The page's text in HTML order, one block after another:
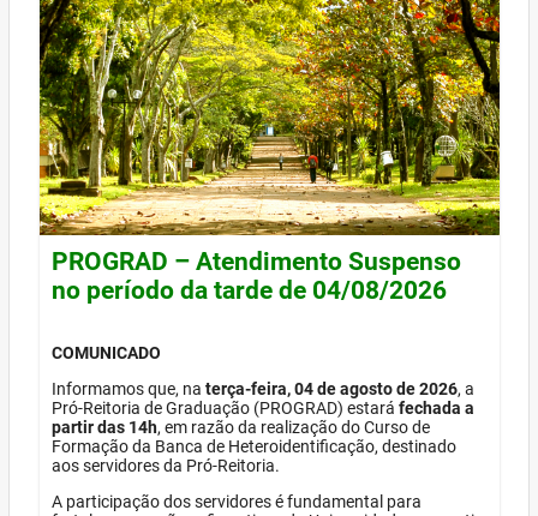
PROGRAD – Atendimento Suspenso
no período da tarde de 04/08/2026
COMUNICADO
Informamos que, na terça-feira, 04 de agosto de 2026, a
Pró-Reitoria de Graduação (PROGRAD) estará fechada a
partir das 14h, em razão da realização do Curso de
Formação da Banca de Heteroidentificação, destinado
aos servidores da Pró-Reitoria.
A participação dos servidores é fundamental para